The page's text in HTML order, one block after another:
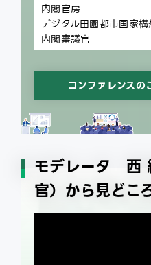
内閣官房
デジタル田園都市国家
内閣審議官
コンファレンスの
モデレータ 西
官）から見どこ